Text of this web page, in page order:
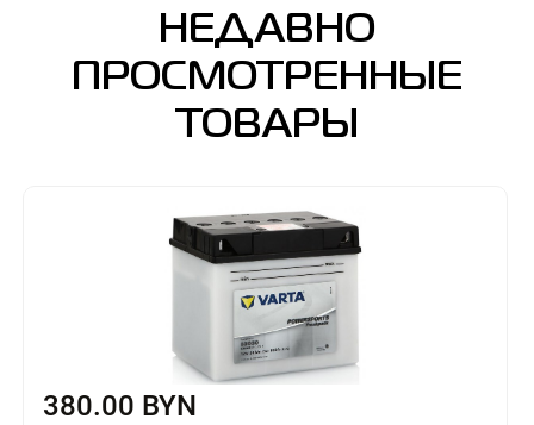
НЕДАВНО
ПРОСМОТРЕННЫЕ
ТОВАРЫ
380.00 BYN